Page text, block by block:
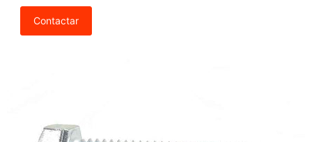
Contactar